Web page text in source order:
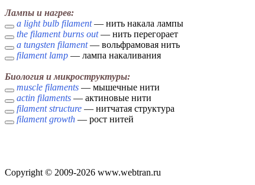
Лампы и нагрев:
a light bulb filament— нить накала лампы
the filament burns out— нить перегорает
a tungsten filament— вольфрамовая нить
filament lamp — лампа накаливания
Биология и микроструктуры:
muscle filaments — мышечные нити
actin filaments — актиновые нити
filament structure — нитчатая структура
filament growth — рост нитей
Copyright © 2009-2026 www.webtran.ru